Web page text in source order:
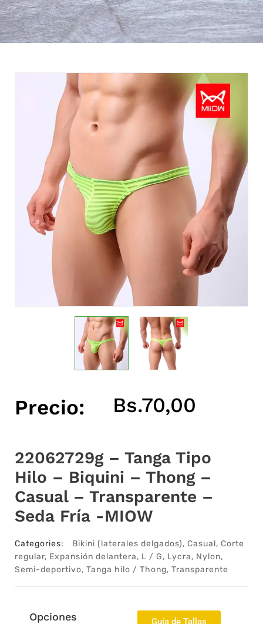
Precio: Bs.70,00
22062729g – Tanga Tipo
Hilo – Biquini – Thong –
Casual – Transparente –
Seda Fría -MIOW
Categories: Bikini (laterales delgados), Casual, Corte
regular, Expansión delantera, L / G, Lycra, Nylon,
Semi-deportivo, Tanga hilo / Thong, Transparente
Opciones Guía de Tallas